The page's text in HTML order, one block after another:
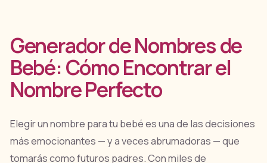
Generador de Nombres de
Bebé: Cómo Encontrar el
Nombre Perfecto
Elegir un nombre para tu bebé es una de las decisiones
más emocionantes — y a veces abrumadoras — que
tomarás como futuros padres. Con miles de